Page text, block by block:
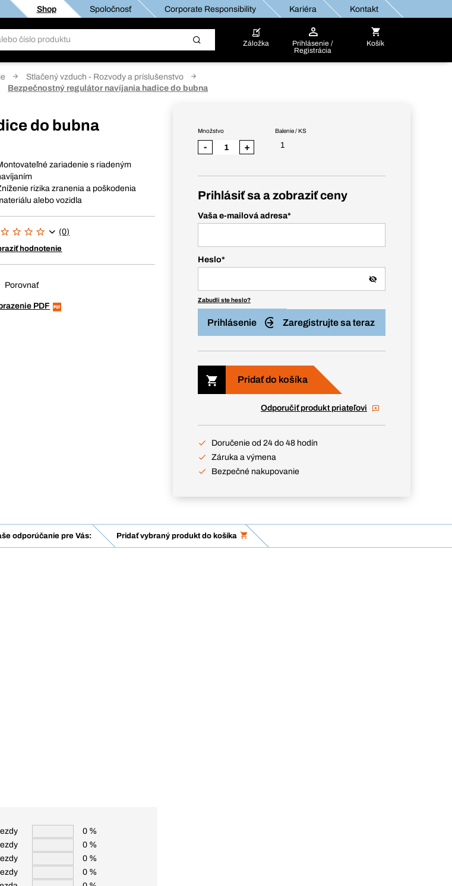
Shop Spoločnosť Corporate Responsibility Kariéra Kontakt
Záložka
Prihlásenie /
Registrácia
Košík
Stlačený vzduch - Rozvody a príslušenstvo
Bezpečnostný regulátor navíjania hadice do bubna
do bubna
zariadenie s riadeným
rizika zranenia a poškodenia
alebo vozidla
(0)
hodnotenie
Porovnať
PDF
Balenie / KS
1
Množstvo
- +
Prihlásiť sa a zobraziť ceny
Vaša e-mailová adresa*
Heslo*
Zabudli ste heslo?
Prihlásenie Zaregistrujte sa teraz
Pridať do košíka
Odporučiť produkt priateľovi
Doručenie od 24 do 48 hodín
Záruka a výmena
Bezpečné nakupovanie
odporúčanie pre Vás: Pridať vybraný produkt do košíka
0 %
0 %
0 %
0 %